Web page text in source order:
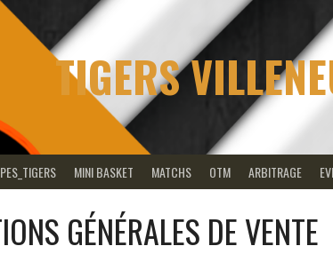
TIGERS
MINI BASKET MATCHS OTM ARBITRAGE
GÉNÉRALES DE VENTE